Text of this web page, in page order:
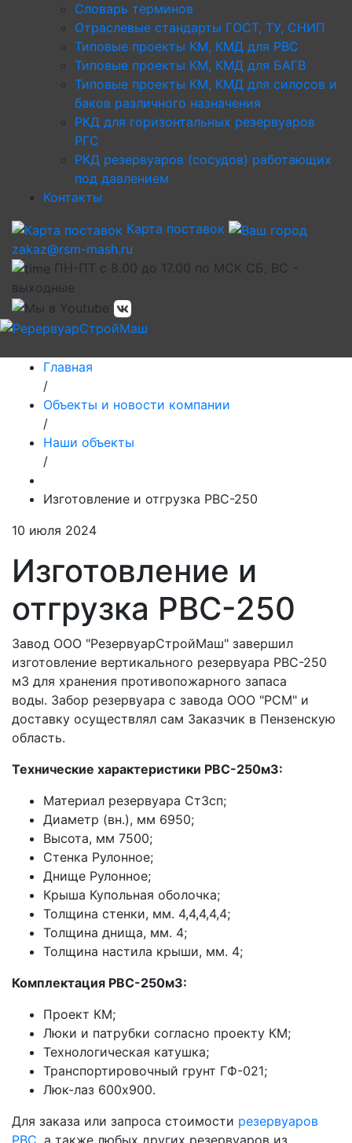
Словарь терминов
Отраслевые стандарты ГОСТ, ТУ, СНИП
Типовые проекты КМ, КМД для РВС
Типовые проекты КМ, КМД для БАГВ
Типовые проекты КМ, КМД для силосов и
баков различного назначения
РКД для горизонтальных резервуаров
РГС
РКД резервуаров (сосудов) работающих
под давлением
Контакты
Карта поставок
zakaz@rsm-mash.ru
ПН-ПТ с 8.00 до 17.00 по МСК СБ, ВС -
выходные
Главная
/
Объекты и новости компании
/
Наши объекты
/
Изготовление и отгрузка РВС-250
10 июля 2024
Изготовление и
отгрузка РВС-250
Завод ООО "РезервуарСтройМаш" завершил
изготовление вертикального резервуара РВС-250
м3 для хранения противопожарного запаса
воды. Забор резервуара с завода ООО "РСМ" и
доставку осуществлял сам Заказчик в Пензенскую
область.
Технические характеристики РВС-250м3:
Материал резервуара Ст3сп;
Диаметр (вн.), мм 6950;
Высота, мм 7500;
Стенка Рулонное;
Днище Рулонное;
Крыша Купольная оболочка;
Толщина стенки, мм. 4,4,4,4,4;
Толщина днища, мм. 4;
Толщина настила крыши, мм. 4;
Комплектация РВС-250м3:
Проект КМ;
Люки и патрубки согласно проекту КМ;
Технологическая катушка;
Транспортировочный грунт ГФ-021;
Люк-лаз 600х900.
Для заказа или запроса стоимости резервуаров
РВС , а также любых других резервуаров из